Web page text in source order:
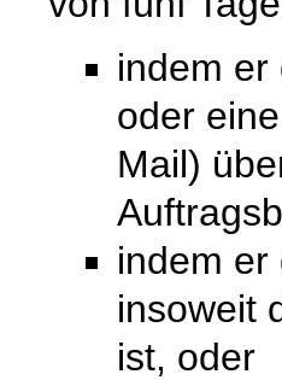
indem er
oder
Mail)
indem er
insoweit
ist, oder